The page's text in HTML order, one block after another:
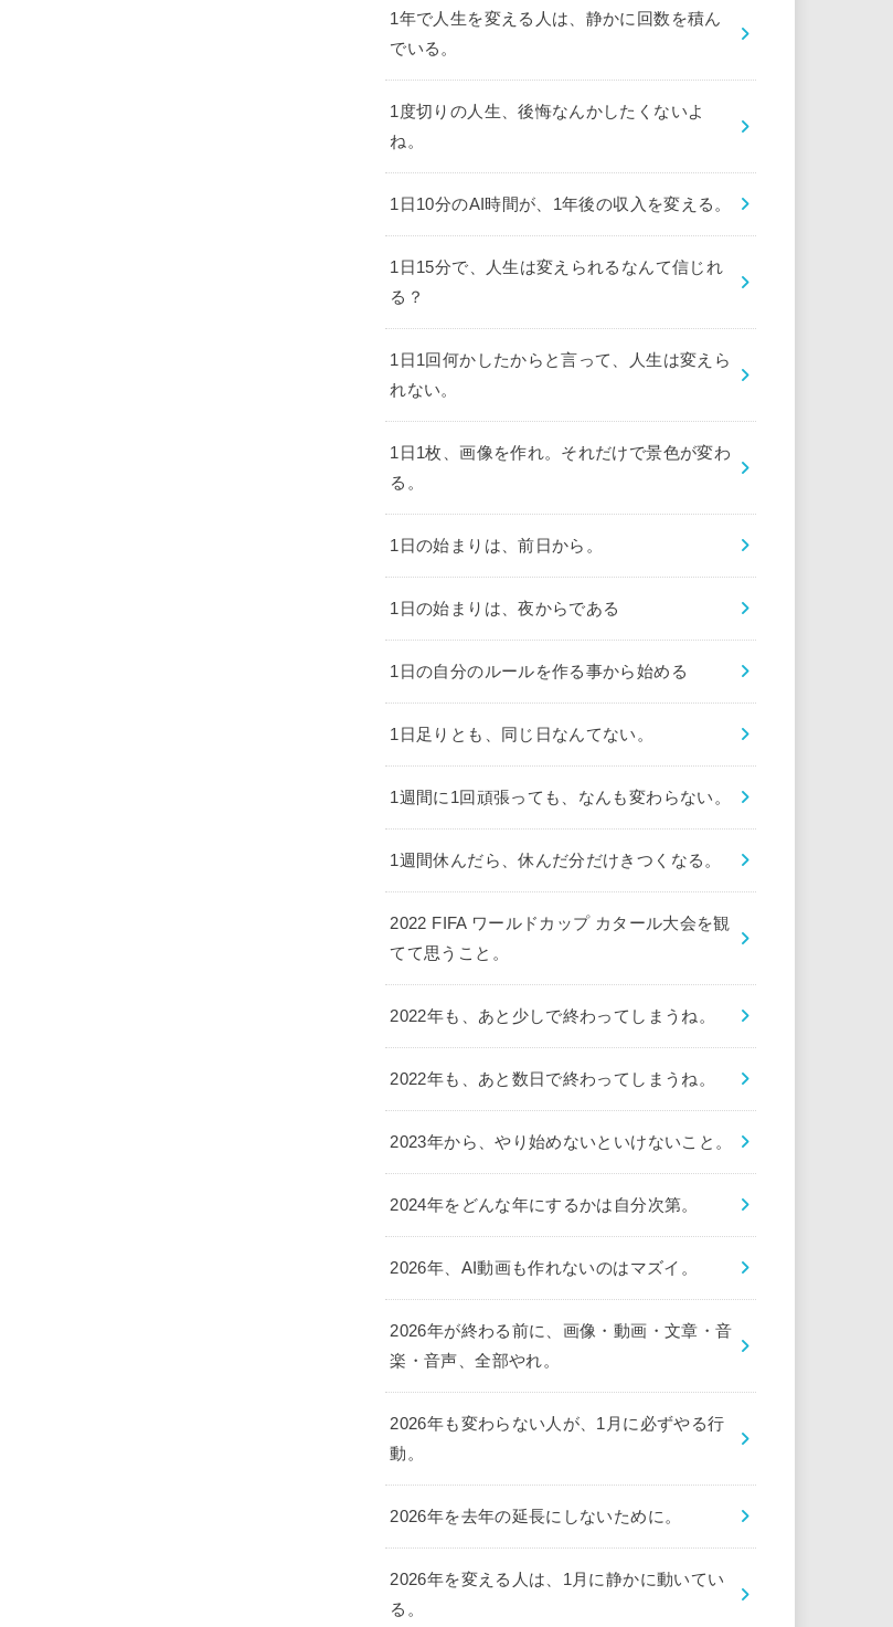
1年で人生を変える人は、静かに回数を積ん
でいる。
1度切りの人生、後悔なんかしたくないよ
ね。
1日10分のAI時間が、1年後の収入を変える。
1日15分で、人生は変えられるなんて信じれ
る？
1日1回何かしたからと言って、人生は変えら
れない。
1日1枚、画像を作れ。それだけで景色が変わ
る。
1日の始まりは、前日から。
1日の始まりは、夜からである
1日の自分のルールを作る事から始める
1日足りとも、同じ日なんてない。
1週間に1回頑張っても、なんも変わらない。
1週間休んだら、休んだ分だけきつくなる。
2022 FIFA ワールドカップ カタール大会を観
てて思うこと。
2022年も、あと少しで終わってしまうね。
2022年も、あと数日で終わってしまうね。
2023年から、やり始めないといけないこと。
2024年をどんな年にするかは自分次第。
2026年、AI動画も作れないのはマズイ。
2026年が終わる前に、画像・動画・文章・音
楽・音声、全部やれ。
2026年も変わらない人が、1月に必ずやる行
動。
2026年を去年の延長にしないために。
2026年を変える人は、1月に静かに動いてい
る。